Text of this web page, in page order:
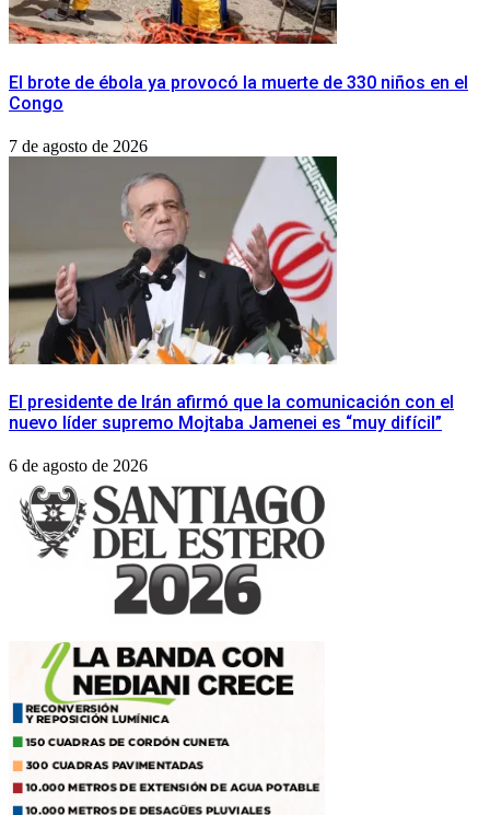
El brote de ébola ya provocó la muerte de 330 niños en el
Congo
7 de agosto de 2026
El presidente de Irán afirmó que la comunicación con el
nuevo líder supremo Mojtaba Jamenei es “muy difícil”
6 de agosto de 2026